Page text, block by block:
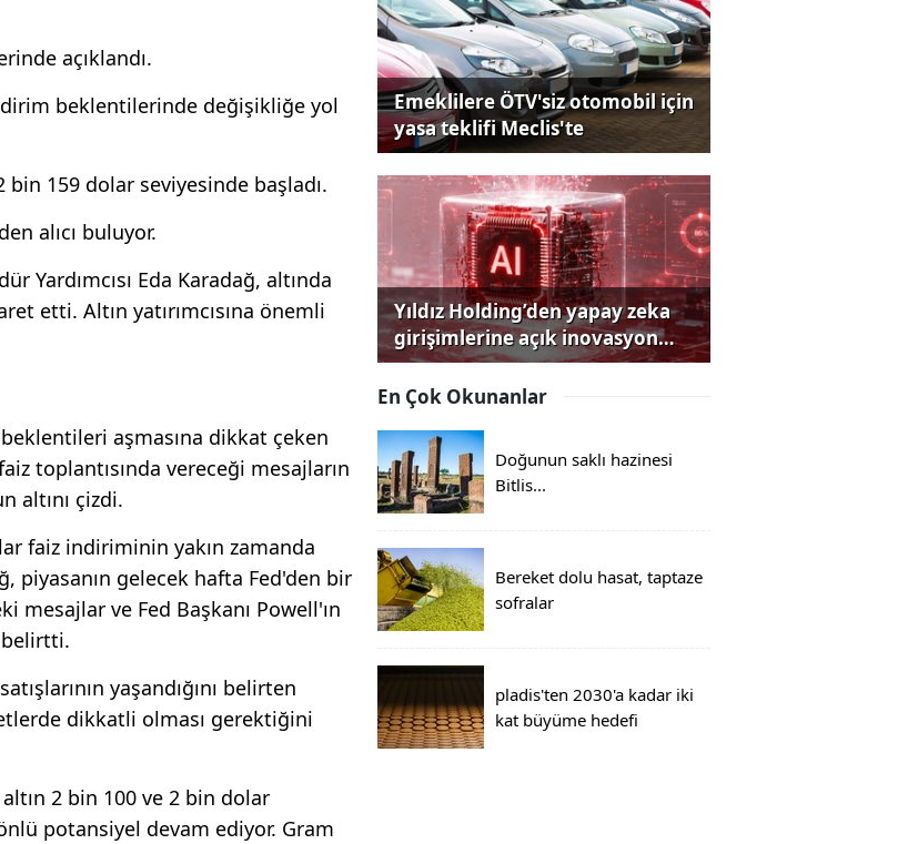
açıklandı.
beklentilerinde değişikliğe yol
159 dolar seviyesinde başladı.
alıcı buluyor.
Yardımcısı Eda Karadağ, altında
etti. Altın yatırımcısına önemli
aşmasına dikkat çeken
toplantısında vereceği mesajların
altını çizdi.
faiz indiriminin yakın zamanda
piyasanın gelecek hafta Fed'den bir
ve Fed Başkanı Powell'ın
belirtti.
yaşandığını belirten
dikkatli olması gerektiğini
2 bin 100 ve 2 bin dolar
potansiyel devam ediyor. Gram
Emeklilere ÖTV'siz otomobil için
yasa teklifi Meclis'te
Yıldız Holding’den yapay zeka
girişimlerine açık inovasyon
çağrısı
En Çok Okunanlar
Doğunun saklı hazinesi
Bitlis...
Bereket dolu hasat, taptaze
sofralar
pladis'ten 2030'a kadar iki
kat büyüme hedefi